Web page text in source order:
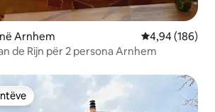
Arnhem Vlerësimi
4,94 (186)
de Rijn për 2 persona Arnhem
të klientëve